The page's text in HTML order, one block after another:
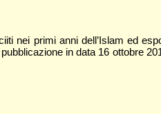
nei primi anni dell’Islam ed
in data 16 ottobre